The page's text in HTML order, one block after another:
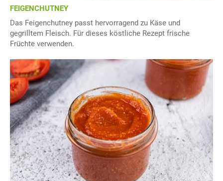
FEIGENCHUTNEY
Das Feigenchutney passt hervorragend zu Käse und
gegrilltem Fleisch. Für dieses köstliche Rezept frische
Früchte verwenden.